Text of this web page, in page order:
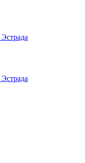
Эстрада
Эстрада